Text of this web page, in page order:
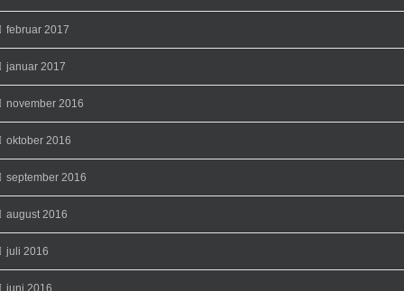
februar 2017
januar 2017
november 2016
oktober 2016
september 2016
august 2016
juli 2016
juni 2016